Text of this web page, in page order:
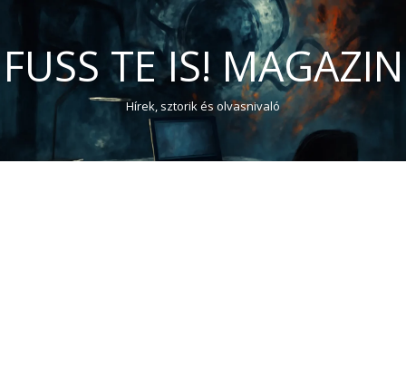
FUSS TE IS! MAGAZIN
Hírek, sztorik és olvasnivaló